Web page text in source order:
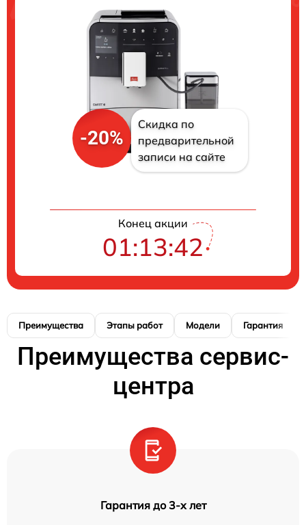
-20%
Скидка по
предварительной
записи на сайте
Конец акции
01:13:41
Преимущества Этапы работ Модели Гарантия
Преимущества сервис-
центра
Гарантия до 3-х лет